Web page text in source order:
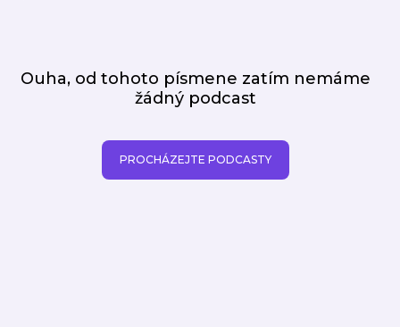
Ouha, od tohoto písmene zatím nemáme
žádný podcast
PROCHÁZEJTE PODCASTY